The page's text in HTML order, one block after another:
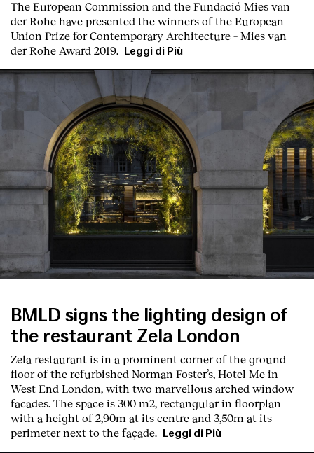
The European Commission and the Fundació Mies van
der Rohe have presented the winners of the European
Union Prize for Contemporary Architecture – Mies van
der Rohe Award 2019.
Leggi di Più
-
BMLD signs the lighting design of
the restaurant Zela London
Zela restaurant is in a prominent corner of the ground
floor of the refurbished Norman Foster’s, Hotel Me in
West End London, with two marvellous arched window
facades. The space is 300 m2, rectangular in floorplan
with a height of 2,90m at its centre and 3,50m at its
perimeter next to the façade.
Leggi di Più